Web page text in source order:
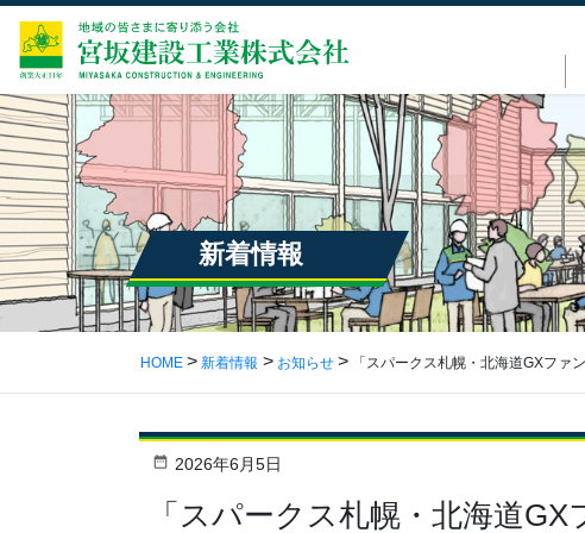
新着情報
HOME 新着情報 お知らせ 「スパークス札幌・北海道GXファ
2026年6月5日
「スパークス札幌・北海道